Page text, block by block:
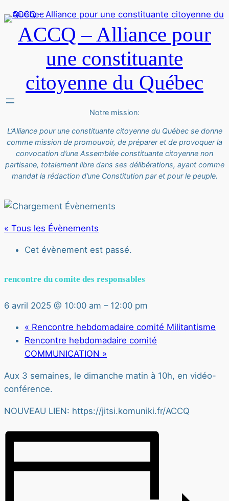
ACCQ – Alliance pour
une constituante
citoyenne du Québec
Notre mission:
L’Alliance pour une constituante citoyenne du Québec se donne
comme mission de promouvoir, de préparer et de provoquer la
convocation d’une Assemblée constituante citoyenne non
partisane, totalement libre dans ses délibérations, ayant comme
mandat la rédaction d’une Constitution par et pour le peuple.
« Tous les Évènements
Cet évènement est passé.
rencontre du comite des responsables
6 avril 2025 @ 10:00 am – 12:00 pm
« Rencontre hebdomadaire comité Militantisme
Rencontre hebdomadaire comité
COMMUNICATION »
Aux 3 semaines, le dimanche matin à 10h, en vidéo-
conférence.
NOUVEAU LIEN: https://jitsi.komuniki.fr/ACCQ